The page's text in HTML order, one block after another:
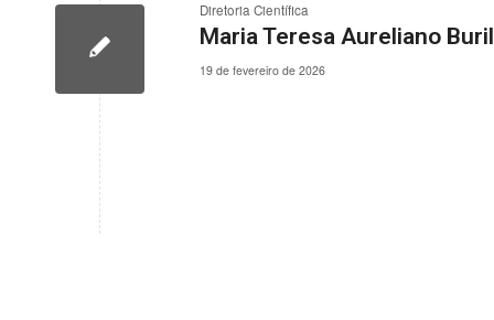
Diretoria Científica
Maria Teresa Aureliano
19 de fevereiro de 2026